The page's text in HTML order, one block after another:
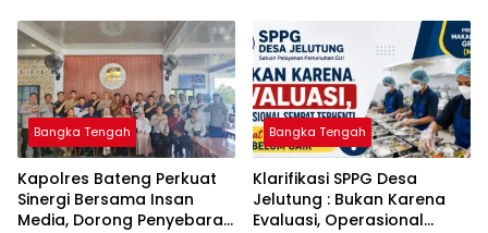
Babel
Kejahatan Hingga Tuntas
Bangka Tengah
‎Kapolres Bateng Perkuat
Sinergi Bersama Insan
Media, Dorong Penyebaran
Bangka Tengah
‎Klarifikasi SPPG Desa
Jelutung : Bukan Karena
Evaluasi, Operasional